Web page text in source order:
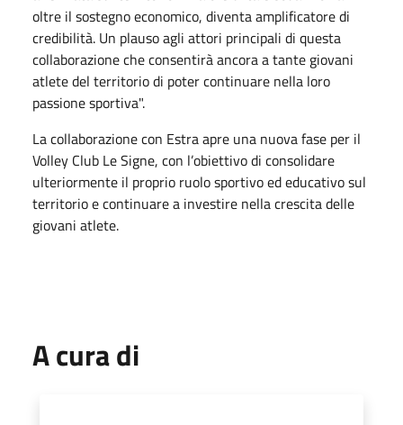
oltre il sostegno economico, diventa amplificatore di
credibilità. Un plauso agli attori principali di questa
collaborazione che consentirà ancora a tante giovani
atlete del territorio di poter continuare nella loro
passione sportiva".
La collaborazione con Estra apre una nuova fase per il
Volley Club Le Signe, con l’obiettivo di consolidare
ulteriormente il proprio ruolo sportivo ed educativo sul
territorio e continuare a investire nella crescita delle
giovani atlete.
A cura di